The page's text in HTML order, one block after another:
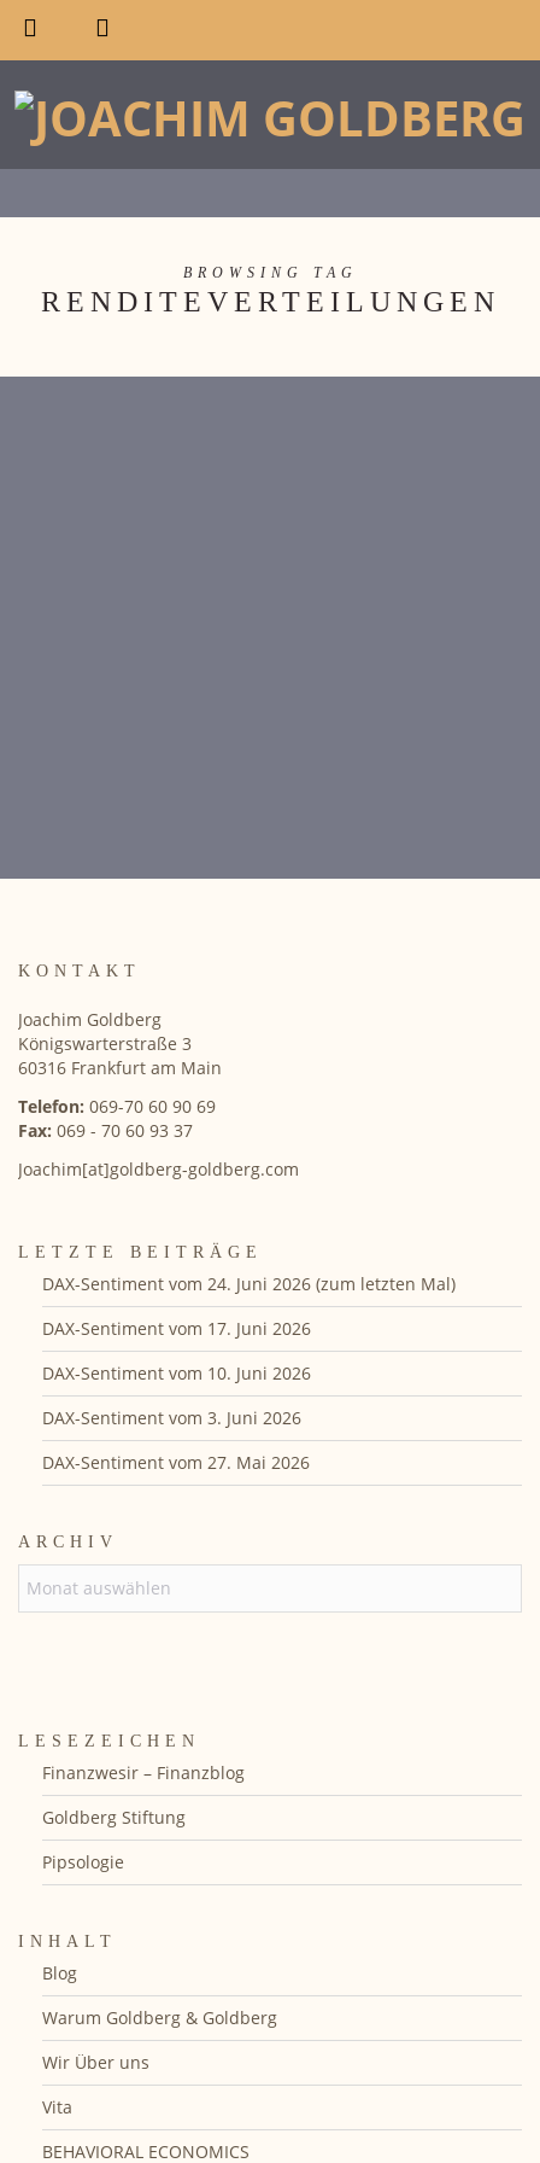
BROWSING TAG
RENDITEVERTEILUNGEN
KONTAKT
Joachim Goldberg
Königswarterstraße 3
60316 Frankfurt am Main
Telefon: 069-70 60 90 69
Fax: 069 - 70 60 93 37
Joachim[at]goldberg-goldberg.com
LETZTE BEITRÄGE
DAX-Sentiment vom 24. Juni 2026 (zum letzten Mal)
DAX-Sentiment vom 17. Juni 2026
DAX-Sentiment vom 10. Juni 2026
DAX-Sentiment vom 3. Juni 2026
DAX-Sentiment vom 27. Mai 2026
ARCHIV
LESEZEICHEN
Finanzwesir – Finanzblog
Goldberg Stiftung
Pipsologie
INHALT
Blog
Warum Goldberg & Goldberg
Wir Über uns
Vita
BEHAVIORAL ECONOMICS